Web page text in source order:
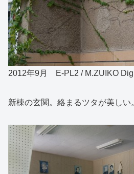
2012年9月 E-PL2 / M.ZUIKO
新棟の玄関。絡まるツタが美しい